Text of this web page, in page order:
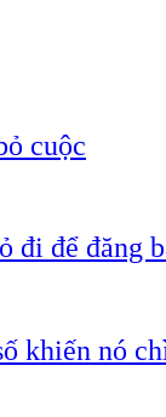
cuộc
đi để đăng
khiến nó